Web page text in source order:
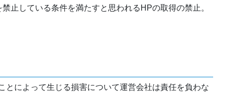
止している条件を満たすと思われるHPの取得の禁止。
とによって生じる損害について運営会社は責任を負わな